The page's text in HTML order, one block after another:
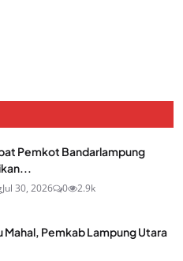
Pemkot Bandarlampung
Jul 30, 2026 0 2.9k
Mahal, Pemkab Lampung Utara